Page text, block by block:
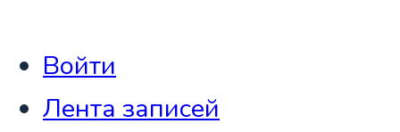
Войти
Лента записей